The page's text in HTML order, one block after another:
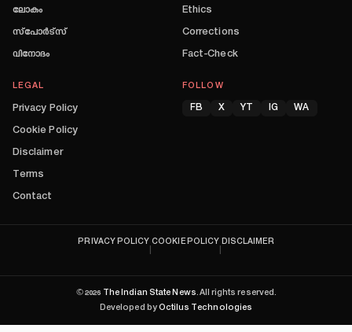
ലോകം
സ്പോർട്സ്
വിനോദം
Ethics
Corrections
Fact-Check
LEGAL
Privacy Policy
Cookie Policy
Disclaimer
Terms
Contact
FOLLOW
FB X YT IG WA
PRIVACY POLICY COOKIE POLICY DISCLAIMER
©2026 The Indian State News. All rights reserved.
Developed by Octilus Technologies